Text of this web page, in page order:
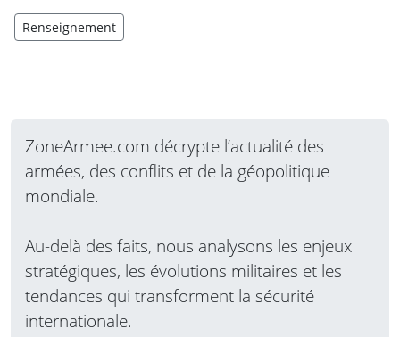
Renseignement
ZoneArmee.com décrypte l’actualité des
armées, des conflits et de la géopolitique
mondiale.
Au-delà des faits, nous analysons les enjeux
stratégiques, les évolutions militaires et les
tendances qui transforment la sécurité
internationale.